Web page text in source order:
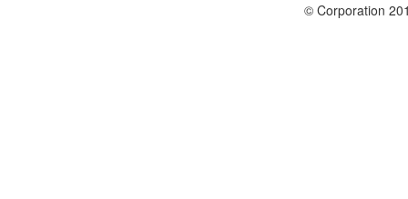
© Corporation